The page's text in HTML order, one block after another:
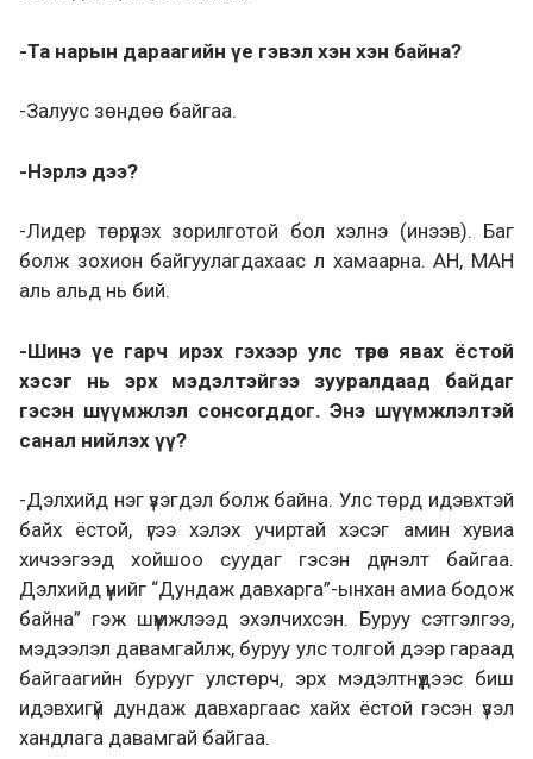
-Та нарын дараагийн үе гэвэл хэн хэн байна?
-Залуус зөндөө байгаа.
-Нэрлэ дээ?
-Лидер төрүүлэх зорилготой бол хэлнэ (инээв). Баг
болж зохион байгуулагдахаас л хамаарна. АН, МАН
аль альд нь бий.
-Шинэ үе гарч ирэх гэхээр улс төрөөс явах ёстой
хэсэг нь эрх мэдэлтэйгээ зууралдаад байдаг
гэсэн шүүмжлэл сонсогддог. Энэ шүүмжлэлтэй
санал нийлэх үү?
-Дэлхийд нэг үзэгдэл болж байна. Улс төрд идэвхтэй
байх ёстой, үгээ хэлэх учиртай хэсэг амин хувиа
хичээгээд хойшоо суудаг гэсэн дүгнэлт байгаа.
Дэлхийд үүнийг “Дундаж давхарга”-ынхан амиа бодож
байна” гэж шүүмжлээд эхэлчихсэн. Буруу сэтгэлгээ,
мэдээлэл давамгайлж, буруу улс толгой дээр гараад
байгаагийн бурууг улстөрч, эрх мэдэлтнүүдээс биш
идэвхигүй дундаж давхаргаас хайх ёстой гэсэн үзэл
хандлага давамгай байгаа.